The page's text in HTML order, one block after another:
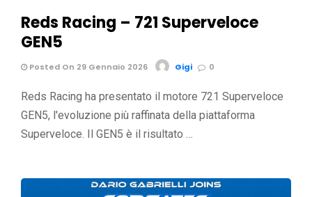
Reds Racing – 721 Superveloce
GEN5
Posted On 29 Gennaio 2026 Gigi 0
Reds Racing ha presentato il motore 721 Superveloce
GEN5, l'evoluzione più raffinata della piattaforma
Superveloce. Il GEN5 è il risultato …